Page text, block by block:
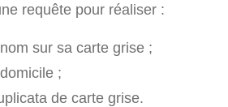
requête pour réaliser :
sur sa carte grise ;
;
de carte grise.